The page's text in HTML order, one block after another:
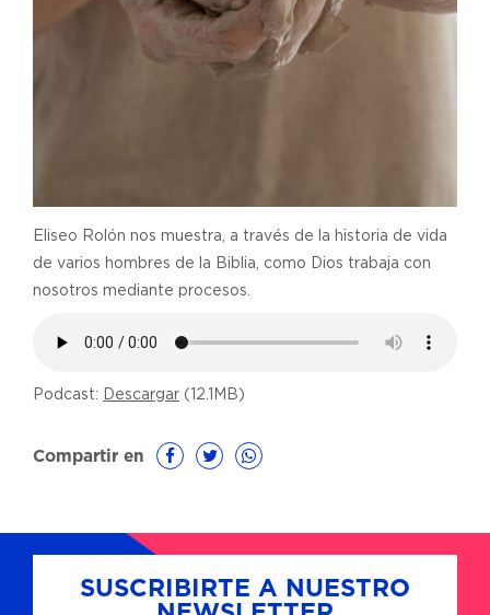
Eliseo Rolón nos muestra, a través de la historia de vida
de varios hombres de la Biblia, como Dios trabaja con
nosotros mediante procesos.
Podcast: Descargar (12.1MB)
Compartir en
SUSCRIBIRTE A NUESTRO